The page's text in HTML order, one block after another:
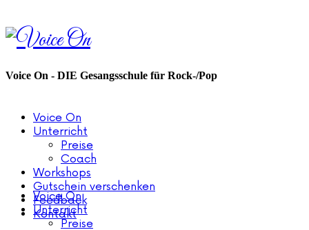
Voice
On
Voice On - DIE Gesangsschule für Rock-/Pop
Voice On
Unterricht
Preise
Coach
Workshops
Gutschein verschenken
Feedback
Kontakt
Voice On
Unterricht
Preise